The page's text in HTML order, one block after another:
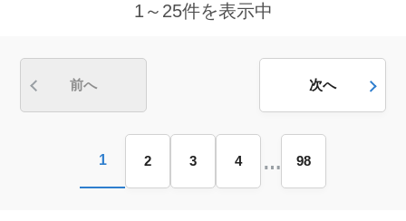
も支給するため、通勤負担を抑えられる環境です。賞与
1～25件を表示中
前へ 次へ
1 2 3 4 … 98